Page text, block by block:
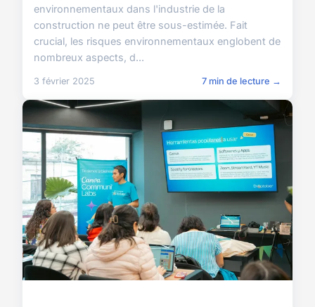
environnementaux dans l'industrie de la
construction ne peut être sous-estimée. Fait
crucial, les risques environnementaux englobent de
nombreux aspects, d...
3 février 2025 7 min de lecture →